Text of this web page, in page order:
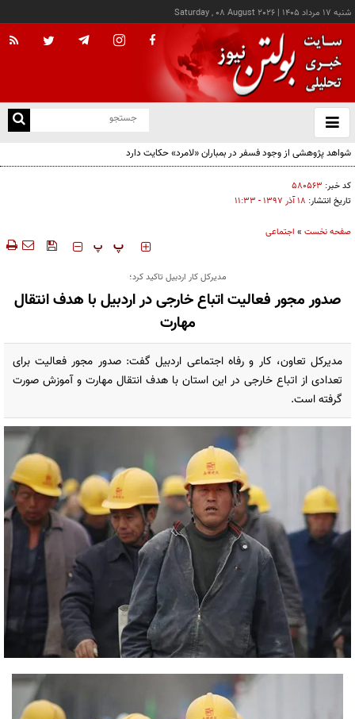
شنبه ۱۷ مرداد ۱۴۰۵ |
Saturday , 08 August 2026
باز
و
کد خبر: ۵۸۰۵۶۳
تاریخ انتشار: ۱۸ آذر ۱۳۹۷ - ۱۱:۳۳
صفحه نخست » اجتماعی
‍‍‍ پ پ
مدیرکل کار اردبیل تاکید کرد؛
صدور مجور فعالیت اتباع خارجی در اردبیل با هدف انتقال
مهارت
مدیرکل تعاون، کار و رفاه اجتماعی اردبیل گفت: صدور مجور فعالیت برای
تعدادی از اتباع خارجی در این استان با هدف انتقال مهارت و آموزش صورت
گرفته است.